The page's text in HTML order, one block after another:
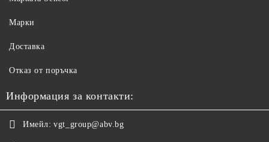
Марки
Доставка
Отказ от поръчка
Информация за контакти:
Имейл: vgt_group@abv.bg